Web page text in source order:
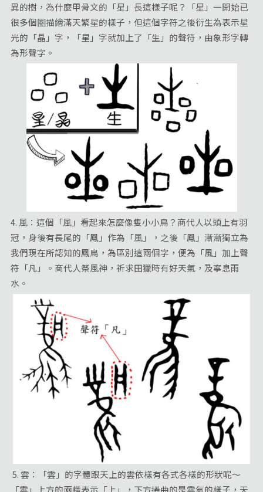
異的樹，為什麼甲骨文的「星」長這樣子呢？「星」一開始已
很多個圈描繪滿天繁星的樣子，但這個字符之後衍生為表示星
光的「晶」字，「星」字就加上了「生」的聲符，由象形字轉
為形聲字。
4. 風：這個「風」看起來怎麼像隻小小鳥？商代人以頭上有羽
冠，身後有長尾的「鳳」作為「風」，之後「鳳」漸漸獨立為
我們現在所認知的鳳鳥，為區別這兩個字，便為「風」加上聲
符「凡」。商代人祭風神，祈求田獵時有好天氣，及寧息雨
水。
5. 雲：「雲」的字體跟天上的雲依樣有各式各樣的形狀呢～